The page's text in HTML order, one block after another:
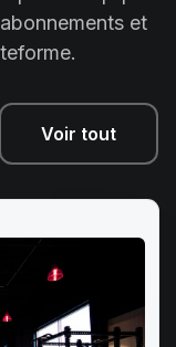
et
Voir tout